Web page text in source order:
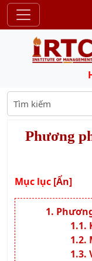
Phương
Mục lục [Ẩn]